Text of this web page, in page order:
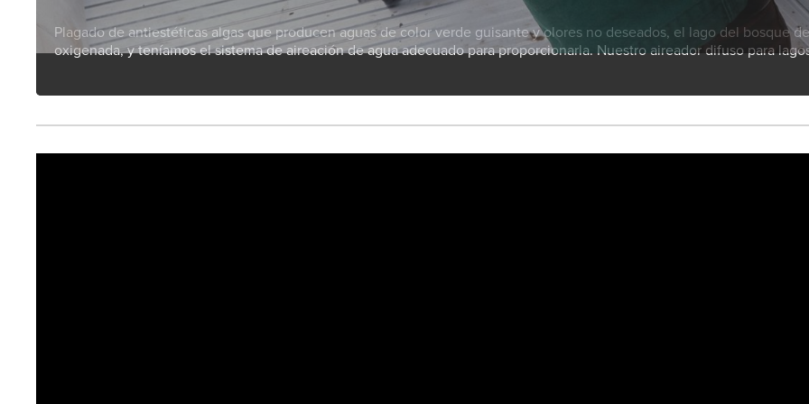
Plagado de antiestéticas algas que producen aguas de color verde guisante y olores no deseados, el lago del bosque
oxigenada, y teníamos el sistema de aireación de agua adecuado para proporcionarla. Nuestro aireador difuso para